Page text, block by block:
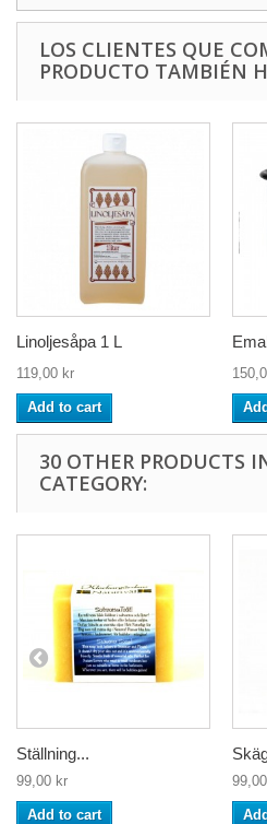
LOS CLIENTES QUE
PRODUCTO TAMBIÉN
Linoljesåpa 1 L
119,00 kr
Add to cart
30 OTHER PRODUCTS
CATEGORY:
Ställning...
99,00 kr
Add to cart